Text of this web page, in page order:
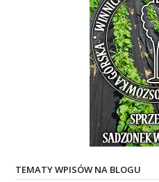
TEMATY WPISÓW NA BLOGU